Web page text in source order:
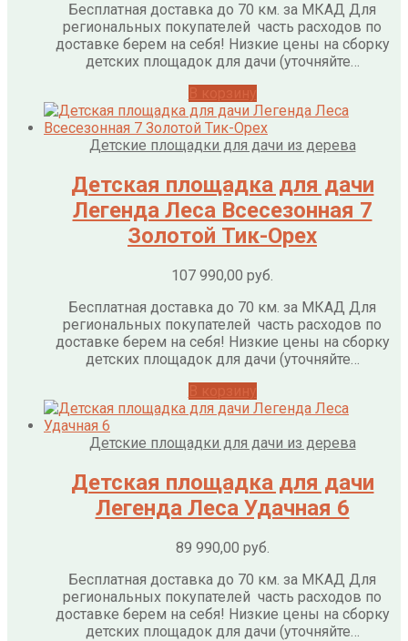
Бесплатная доставка до 70 км. за МКАД Для
региональных покупателей часть расходов по
доставке берем на себя! Низкие цены на сборку
детских площадок для дачи (уточняйте…
Детские площадки для дачи из дерева
Детская площадка для дачи
Легенда Леса Всесезонная 7
Золотой Тик-Орех
107 990,00 руб.
Бесплатная доставка до 70 км. за МКАД Для
региональных покупателей часть расходов по
доставке берем на себя! Низкие цены на сборку
детских площадок для дачи (уточняйте…
Детские площадки для дачи из дерева
Детская площадка для дачи
Легенда Леса Удачная 6
89 990,00 руб.
Бесплатная доставка до 70 км. за МКАД Для
региональных покупателей часть расходов по
доставке берем на себя! Низкие цены на сборку
детских площадок для дачи (уточняйте…